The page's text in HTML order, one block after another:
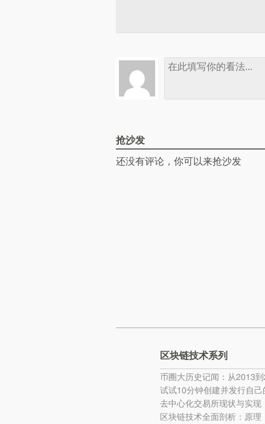
抢沙发
还没有评论，你可以来抢沙发
区块链技术系列
币圈大历史记闻：从2013
试试10分钟创建并发行自己
去中心化交易所现状与实现
区块链技术全面剖析：原理